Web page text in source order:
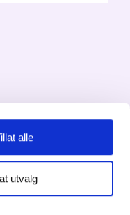
alle
utvalg
informasjon